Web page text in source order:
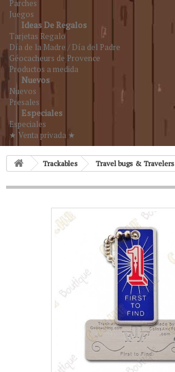
Parches
Juegos
Ideas De Regalos
Tarjetas Regalo
Día de la Madre / Día del Padre
Géocacheurs de Provence
Productos a medida
Nuevos
Nuevos
Presales
Especiales
Especiales
★ Venta privada ★
Trackables Travel bugs & Travelers